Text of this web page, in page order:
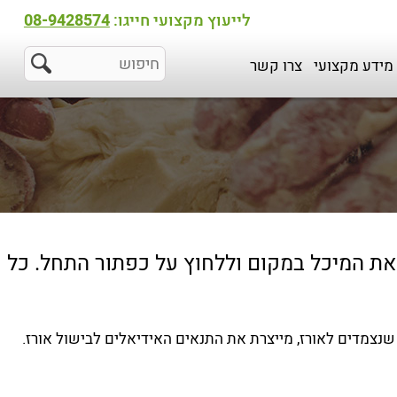
לייעוץ מקצועי חייגו:08-9428574
מידע מקצועי צרו קשר
המיכל במקום וללחוץ על כפתור התחל. כל
לאורז, מייצרת את התנאים האידיאלים לבישול אורז.